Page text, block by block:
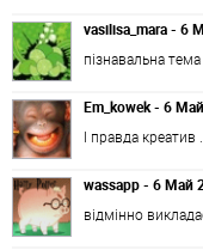
vasilisa_mara - 6
пізнавальна тема
Em_kowek - 6
І правда креатив
wassapp - 6 Май
відмінно